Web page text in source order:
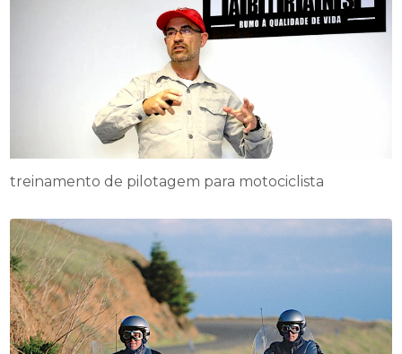
treinamento de pilotagem para motociclista